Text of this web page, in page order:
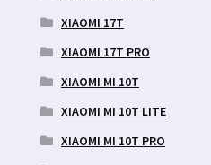
XIAOMI 17T
XIAOMI 17T PRO
XIAOMI MI 10T
XIAOMI MI 10T LITE
XIAOMI MI 10T PRO